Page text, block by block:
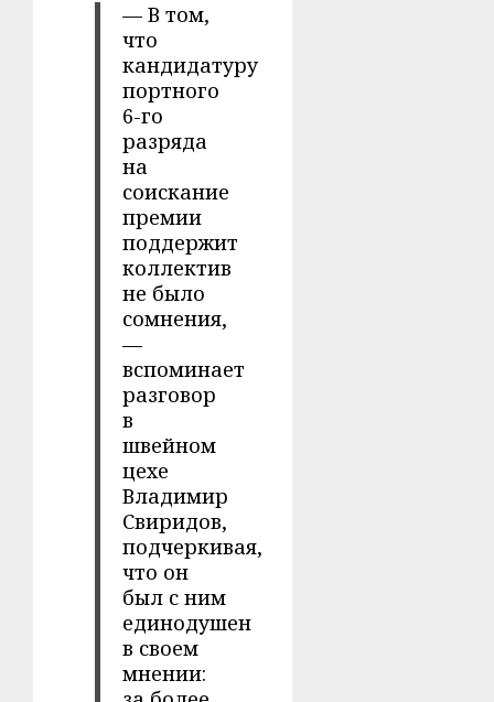
— В том,
что
кандидатуру
портного
6-го
разряда
на
соискание
премии
поддержит
коллектив
не было
сомнения,
—
вспоминает
разговор
в
швейном
цехе
Владимир
Свиридов,
подчеркивая,
что он
был с ним
единодушен
в своем
мнении: